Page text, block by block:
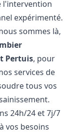
l'intervention
expérimenté.
sommes là,
Pertuis, pour
services de
tous vos
24h/24 et 7j/7
vos besoins